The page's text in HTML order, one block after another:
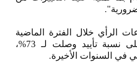
الرأي خلال الفترة الماضية
حصول جوهانا على نسبة تأييد وصلت لـ 73%،
في السنوات الأخيرة.